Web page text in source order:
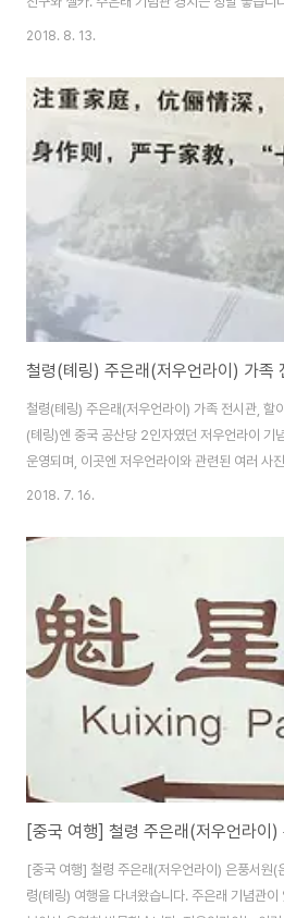
에서 신경 써서 조성했나 봐요. 저우언라이는 공
철령 토박이인데 태어나서 처음으로 저우언라
알았는데 굳이 들어가서 구경할 필요는 못 느꼈
주은래 기념관 방문자도 적은가 봐요. 정자 올라
2018. 8. 13.
철령(톄링) 주은래(저우언라이) 가족 전시관, 할
(톄링)엔 중국 공산당 2인자였던 저우언라이 기
운영되며, 이곳엔 저우언라이와 관련된 여러 사
대부분 사진이라 즐겁게 재밌게 관람할 수 있습
념 전시관은 주제별로 나뉘어 있고 총 4개가 있
왼쪽으로 도는 게 일반적이더라고요. 심양고궁
래 기념관에서도 그랬네요. 사진 찍을 땐 오른
힝 ... 주은래..
2018. 7. 16.
[중국 여행] 철령 주은래(저우언라이
[중국 여행] 철령 주은래(저우언라이) 은풍서원(
령(톄링) 여행을 다녀왔습니다. 주은래 기념관이